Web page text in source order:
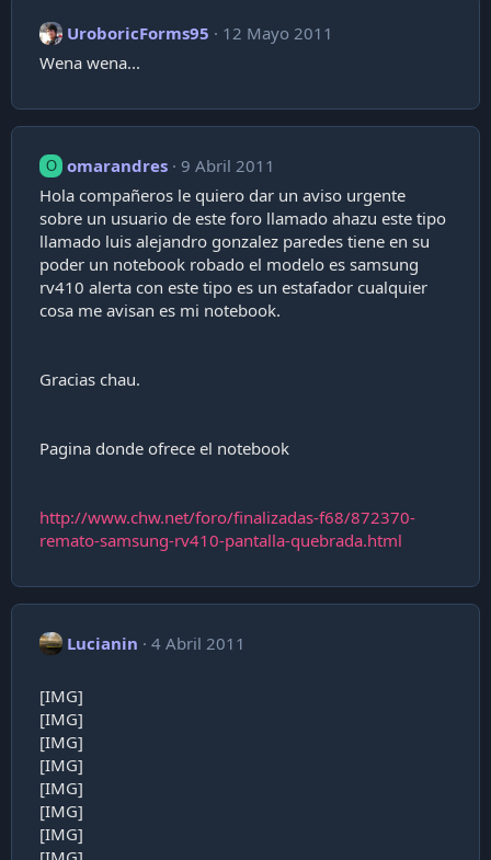
UroboricForms95
12 Mayo 2011
Wena wena...
O omarandres
9 Abril 2011
Hola compañeros le quiero dar un aviso urgente
sobre un usuario de este foro llamado ahazu este tipo
llamado luis alejandro gonzalez paredes tiene en su
poder un notebook robado el modelo es samsung
rv410 alerta con este tipo es un estafador cualquier
cosa me avisan es mi notebook.
Gracias chau.
Pagina donde ofrece el notebook
http://www.chw.net/foro/finalizadas-f68/872370-
remato-samsung-rv410-pantalla-quebrada.html
Lucianin 4 Abril 2011
[IMG]
[IMG]
[IMG]
[IMG]
[IMG]
[IMG]
[IMG]